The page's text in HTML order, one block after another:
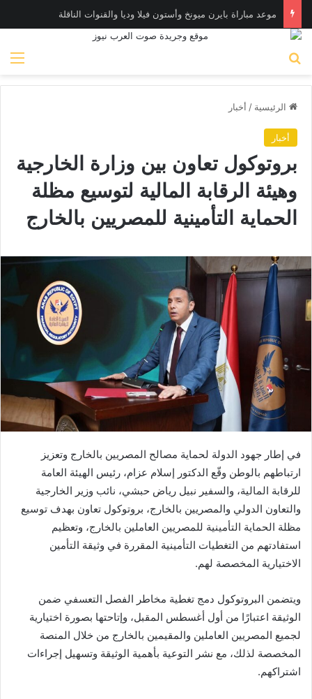
موعد مباراة بايرن ميونخ وأستون فيلا وديا والقنوات الناقلة
الرئيسية / أخبار
أخبار
بروتوكول تعاون بين وزارة الخارجية
وهيئة الرقابة المالية لتوسيع مظلة
الحماية التأمينية للمصريين بالخارج
في إطار جهود الدولة لحماية مصالح المصريين بالخارج وتعزيز
ارتباطهم بالوطن وقّع الدكتور إسلام عزام، رئيس الهيئة العامة
للرقابة المالية، والسفير نبيل رياض حبشي، نائب وزير الخارجية
والتعاون الدولي والمصريين بالخارج، بروتوكول تعاون بهدف توسيع
مظلة الحماية التأمينية للمصريين العاملين بالخارج، وتعظيم
استفادتهم من التغطيات التأمينية المقررة في وثيقة التأمين
الاختيارية المخصصة لهم.
ويتضمن البروتوكول دمج تغطية مخاطر الفصل التعسفي ضمن
الوثيقة اعتبارًا من أول أغسطس المقبل، وإتاحتها بصورة اختيارية
لجميع المصريين العاملين والمقيمين بالخارج من خلال المنصة
المخصصة لذلك، مع نشر التوعية بأهمية الوثيقة وتسهيل إجراءات
اشتراكهم.